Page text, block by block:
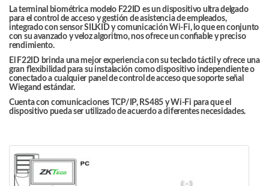
Tarjetas
ID
/
Teclado
Táctil
/
de
ID
Conexión
La terminal biométrica modelo F22ID es un dispositivo ultra delgado
para el control de acceso y gestión de asistencia de empleados,
integrado con sensor SILKID y comunicación Wi-Fi, lo que en conjunto
con su avanzado y veloz algoritmo, nos ofrece un conﬁable y preciso
rendimiento.
El F22ID brinda una mejor experiencia con su teclado táctil y ofrece una
gran ﬂexibilidad para su instalación como dispositivo independiente o
conectado a cualquier panel de control de acceso que soporte señal
Wiegand estándar.
Cuenta con comunicaciones TCP/IP, RS485 yWi-Fi para que el
dispositivo pueda ser utilizado de acuerdo a diferentes necesidades.